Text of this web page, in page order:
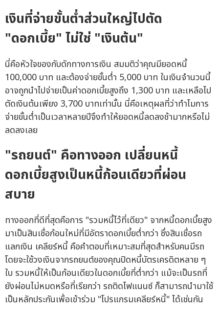
เงินที่จ่ายขั้นต่ำส่วนใหญ่ไปตัด
"ดอกเบี้ย" ไม่ใช่ "เงินต้น"
นี่คือหัวใจของกับดักทางการเงิน สมมติว่าคุณมียอดหนี้
100,000 บาท และต้องจ่ายขั้นต่ำ 5,000 บาท ในเงินจำนวนนี้
อาจถูกนำไปจ่ายเป็นค่าดอกเบี้ยสูงถึง 1,300 บาท และเหลือไป
ตัดเงินต้นเพียง 3,700 บาทเท่านั้น นี่คือเหตุผลที่ว่าทำไมการ
จ่ายขั้นต่ำเป็นเวลาหลายปีจึงทำให้ยอดหนี้ลดลงช้ามากหรือไม่
ลดลงเลย
"รถยนต์" คือทางออก เปลี่ยนหนี้
ดอกเบี้ยสูงเป็นหนี้ก้อนเดียวที่ผ่อน
สบาย
ทางออกที่ดีที่สุดคือการ "รวมหนี้ไว้ที่เดียว" จากหนี้ดอกเบี้ยสูง
มาเป็นสินเชื่อก้อนใหม่ที่มีอัตราดอกเบี้ยต่ำกว่า ซึ่งสินเชื่อรถ
แลกเงิน เคลียร์หนี้ คือคำตอบที่เหมาะสมที่สุดสำหรับคนมีรถ
โดยจะใช้วงเงินจากรถยนต์ของคุณปิดหนี้บัตรเครดิตหลาย ๆ
ใบ รวมหนี้ให้เป็นก้อนเดียวในดอกเบี้ยที่ต่ำกว่า แม้จะเป็นรถที่
ยังผ่อนไม่หมดหรือที่เรียกว่า รถติดไฟแนนซ์ ก็สามารถนำมาใช้
เป็นหลักประกันเพื่อเข้าร่วม "โปรแกรมเคลียร์หนี้" ได้เช่นกัน